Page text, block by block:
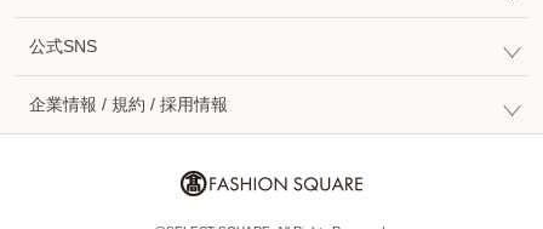
公式SNS
企業情報 / 規約 / 採用情報